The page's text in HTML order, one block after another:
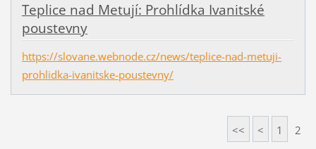
Teplice nad Metují: Prohlídka Ivanitské
poustevny
https://slovane.webnode.cz/news/teplice-nad-metuji-
prohlidka-ivanitske-poustevny/
<< < 1 2